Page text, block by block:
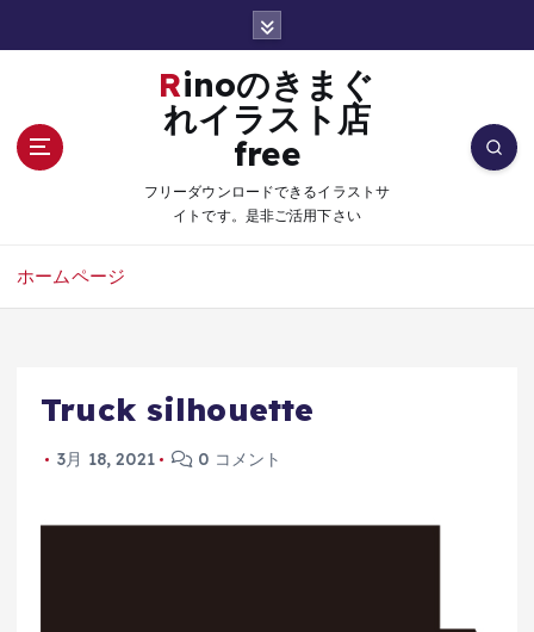
Rinoのきまぐ
れイラスト店
free
フリーダウンロードできるイラストサ
イトです。是非ご活用下さい
ホームページ
Truck silhouette
3月 18, 2021 0 コメント